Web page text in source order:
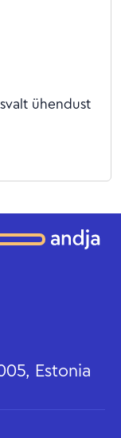
ühendust
Estonia